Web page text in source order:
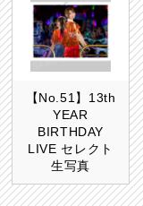
【No.51】13th
YEAR
BIRTHDAY
LIVE セレクト
生写真